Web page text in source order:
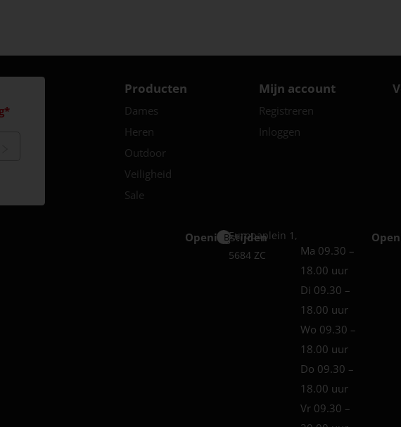
Producten
Dames
Heren
Outdoor
Veiligheid
Sale
Mijn account
Registreren
Inloggen
Openingstijden
Best
Europaplein 1,
5684 ZC
Ma 09.30 –
18.00 uur
Di 09.30 –
18.00 uur
Wo 09.30 –
18.00 uur
Do 09.30 –
18.00 uur
Vr 09.30 –